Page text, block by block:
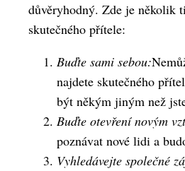
důvěryhodný. Zde je několik
skutečného přítele:
Buďte sami sebou:
najdete skutečného
být někým jiným než
Buďte otevření novým
poznávat nové lidi a
Vyhledávejte společné